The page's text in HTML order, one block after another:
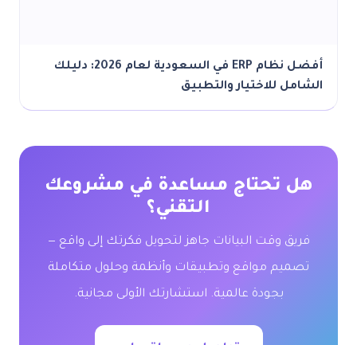
أفضل نظام ERP في السعودية لعام 2026: دليلك
الشامل للاختيار والتطبيق
هل تحتاج مساعدة في مشروعك
التقني؟
فريق وقت البيانات جاهز لتحويل فكرتك إلى واقع —
تصميم مواقع وتطبيقات وأنظمة وحلول متكاملة
بجودة عالمية. استشارتك الأولى مجانية.